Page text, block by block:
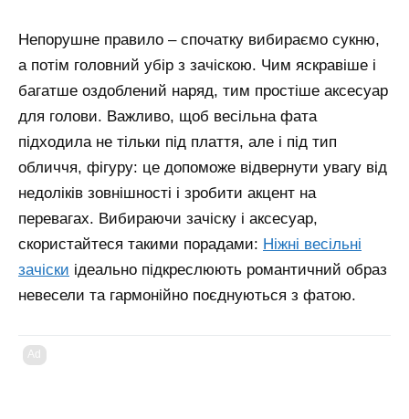
Непорушне правило – спочатку вибираємо сукню,
а потім головний убір з зачіскою. Чим яскравіше і
багатше оздоблений наряд, тим простіше аксесуар
для голови. Важливо, щоб весільна фата
підходила не тільки під плаття, але і під тип
обличчя, фігуру: це допоможе відвернути увагу від
недоліків зовнішності і зробити акцент на
перевагах. Вибираючи зачіску і аксесуар,
скористайтеся такими порадами: Ніжні весільні
зачіски ідеально підкреслюють романтичний образ
невесели та гармонійно поєднуються з фатою.
Ad